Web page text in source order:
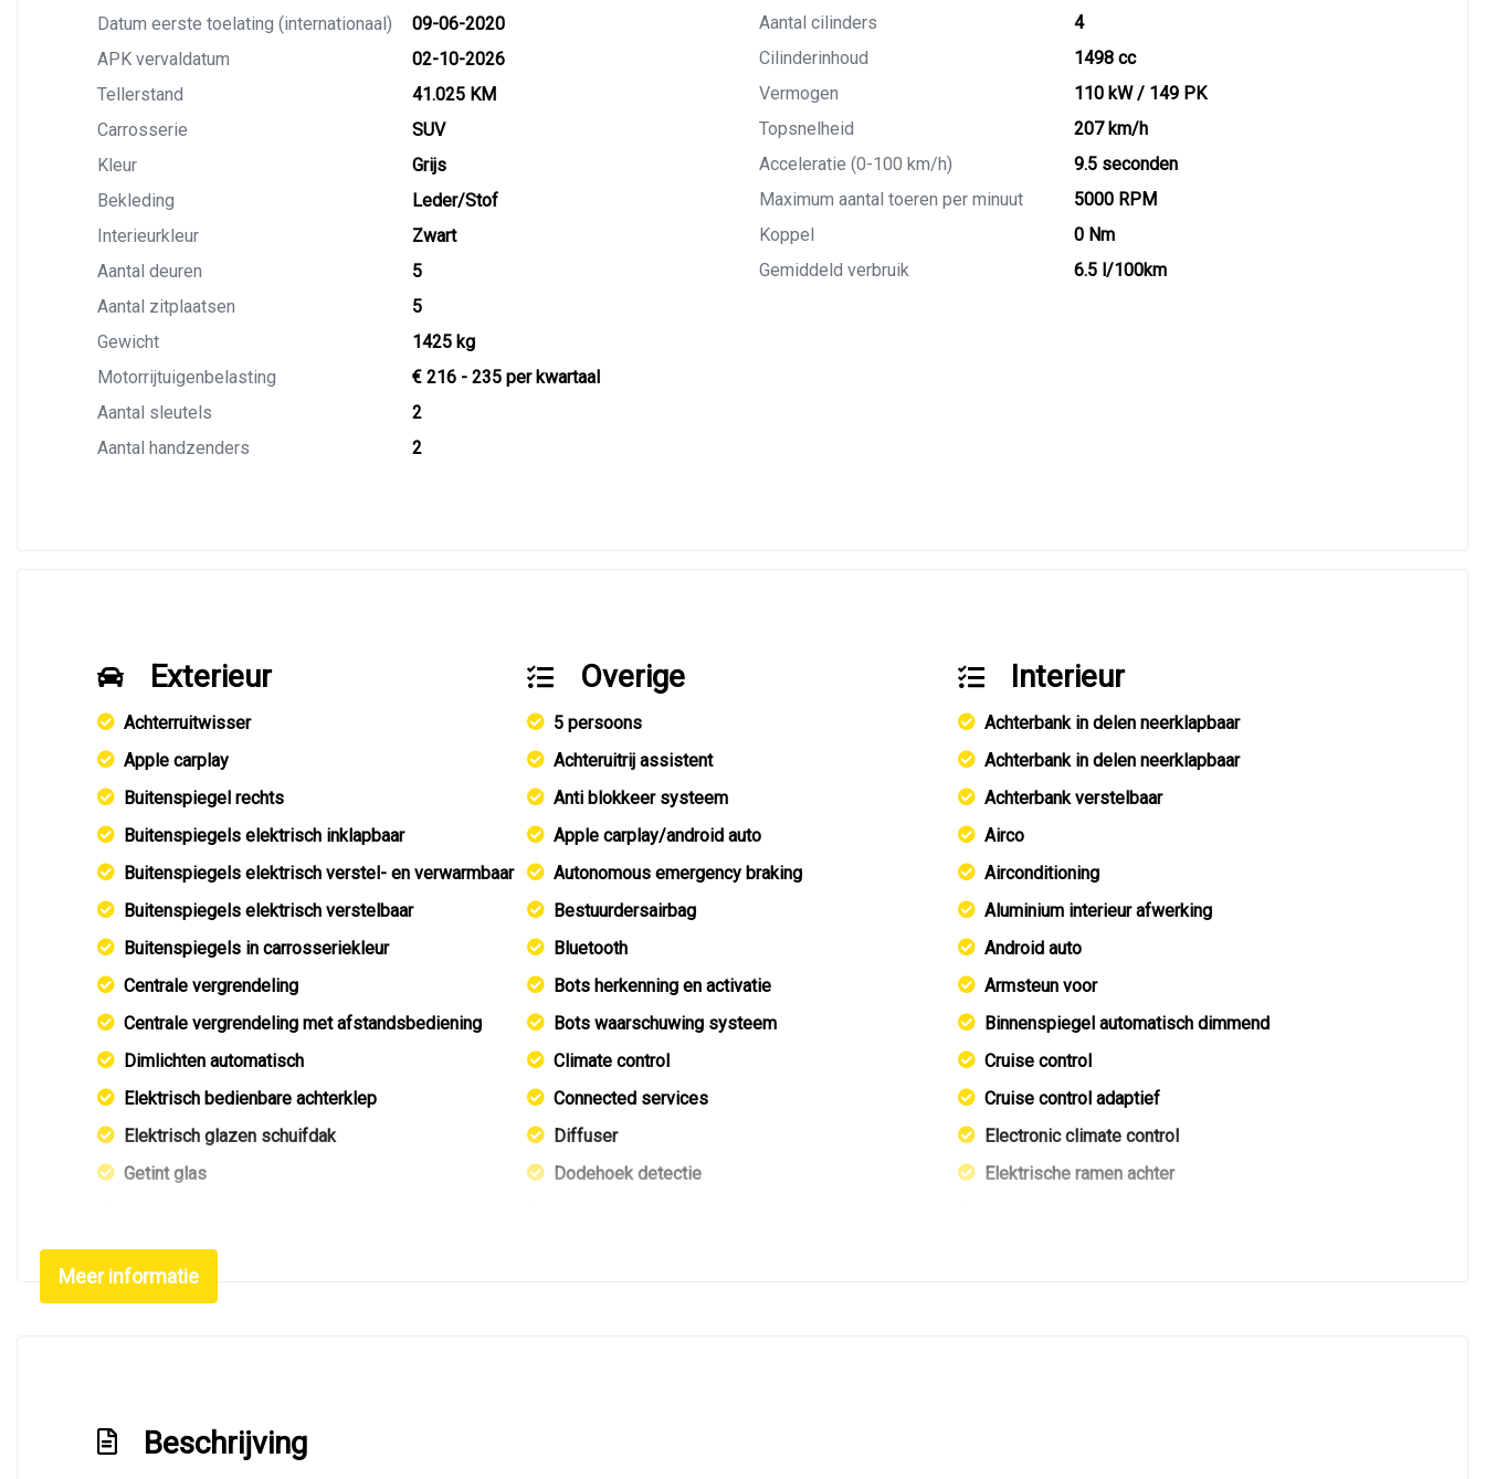
Datum eerste toelating (internationaal)
09-06-2020
APK vervaldatum
02-10-2026
Tellerstand
41.025 KM
Carrosserie
SUV
Kleur
Grijs
Bekleding
Leder/Stof
Interieurkleur
Zwart
Aantal deuren
5
Aantal zitplaatsen
5
Gewicht
1425 kg
Motorrijtuigenbelasting
€ 216 - 235 per kwartaal
Aantal sleutels
2
Aantal handzenders
2
Aantal cilinders
4
Cilinderinhoud
1498 cc
Vermogen
110 kW / 149 PK
Topsnelheid
207 km/h
Acceleratie (0-100 km/h)
9.5 seconden
Maximum aantal toeren per minuut
5000 RPM
Koppel
0 Nm
Gemiddeld verbruik
6.5 l/100km
Exterieur
Achterruitwisser
Apple carplay
Buitenspiegel rechts
Buitenspiegels elektrisch inklapbaar
Buitenspiegels elektrisch verstel- en verwarmbaar
Buitenspiegels elektrisch verstelbaar
Buitenspiegels in carrosseriekleur
Centrale vergrendeling
Centrale vergrendeling met afstandsbediening
Dimlichten automatisch
Elektrisch bedienbare achterklep
Elektrisch glazen schuifdak
Getint glas
Keyless entry
Koplampen adaptief
Led verlichting
Overige
5 persoons
Achteruitrij assistent
Anti blokkeer systeem
Apple carplay/android auto
Autonomous emergency braking
Bestuurdersairbag
Bluetooth
Bots herkenning en activatie
Bots waarschuwing systeem
Climate control
Connected services
Diffuser
Dodehoek detectie
Interieur
Achterbank in delen neerklapbaar
Achterbank in delen neerklapbaar
Achterbank verstelbaar
Airco
Airconditioning
Aluminium interieur afwerking
Android auto
Armsteun voor
Binnenspiegel automatisch dimmend
Cruise control
Cruise control adaptief
Electronic climate control
Elektrische ramen achter
Meer informatie
Beschrijving